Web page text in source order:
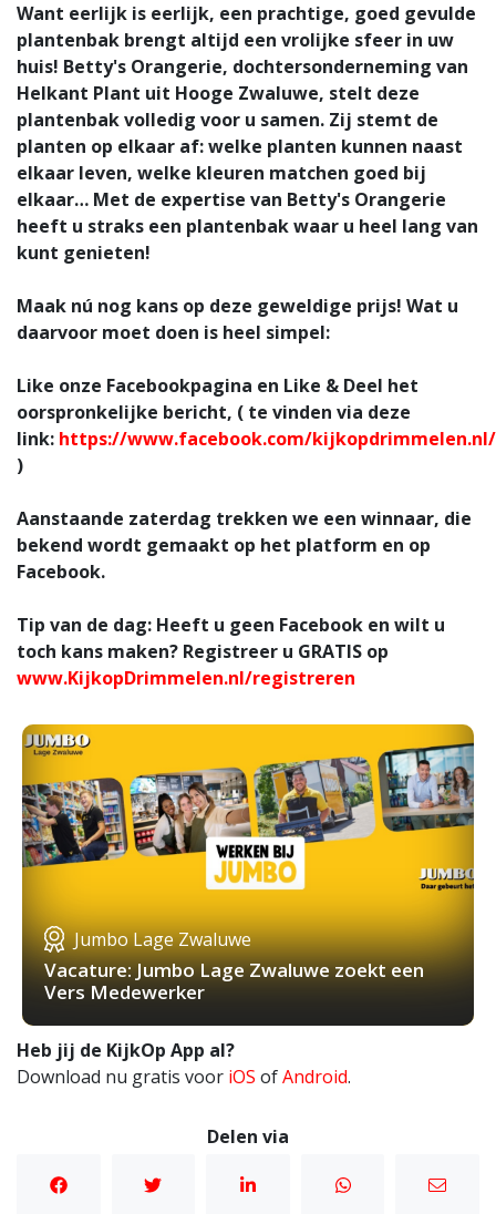
Want eerlijk is eerlijk, een prachtige, goed gevulde
plantenbak brengt altijd een vrolijke sfeer in uw
huis! Betty's Orangerie, dochtersonderneming van
Helkant Plant uit Hooge Zwaluwe, stelt deze
plantenbak volledig voor u samen. Zij stemt de
planten op elkaar af: welke planten kunnen naast
elkaar leven, welke kleuren matchen goed bij
elkaar… Met de expertise van Betty's Orangerie
heeft u straks een plantenbak waar u heel lang van
kunt genieten!
Maak nú nog kans op deze geweldige prijs! Wat u
daarvoor moet doen is heel simpel:
Like onze Facebookpagina en Like & Deel het
oorspronkelijke bericht, ( te vinden via deze
link: https://www.facebook.com/kijkopdrimmelen.nl/
)
Aanstaande zaterdag trekken we een winnaar, die
bekend wordt gemaakt op het platform en op
Facebook.
Tip van de dag: Heeft u geen Facebook en wilt u
toch kans maken? Registreer u GRATIS op
www.KijkopDrimmelen.nl/registreren
Jumbo Lage Zwaluwe
Vacature: Jumbo Lage Zwaluwe zoekt een
Vers Medewerker
Heb jij de KijkOp App al?
Download nu gratis voor iOS ofAndroid.
Delen via